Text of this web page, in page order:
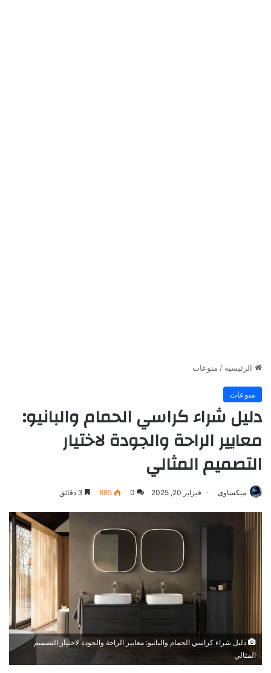
الرئيسية / منوعات
منوعات
دليل شراء كراسي الحمام والبانيو:
معايير الراحة والجودة لاختيار
التصميم المثالي
ميكساوى فبراير 20, 2025 0
885
دليل شراء كراسي الحمام والبانيو: معايير الراحة والجودة لاختيار التصميم
المثالي